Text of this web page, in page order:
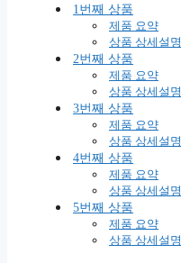
1번째 상품
제품 요약
상품 상세설명
2번째 상품
제품 요약
상품 상세설명
3번째 상품
제품 요약
상품 상세설명
4번째 상품
제품 요약
상품 상세설명
5번째 상품
제품 요약
상품 상세설명